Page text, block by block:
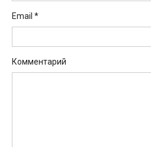
Email *
Комментарий